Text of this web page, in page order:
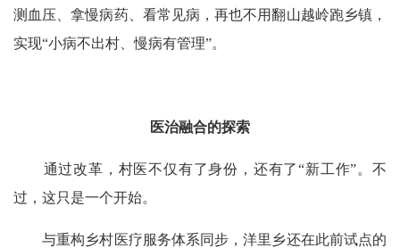
测血压、拿慢病药、看常见病，再也不用翻山越岭跑乡镇，
实现“小病不出村、慢病有管理”。
医治融合的探索
通过改革，村医不仅有了身份，还有了“新工作”。不
过，这只是一个开始。
与重构乡村医疗服务体系同步，洋里乡还在此前试点的